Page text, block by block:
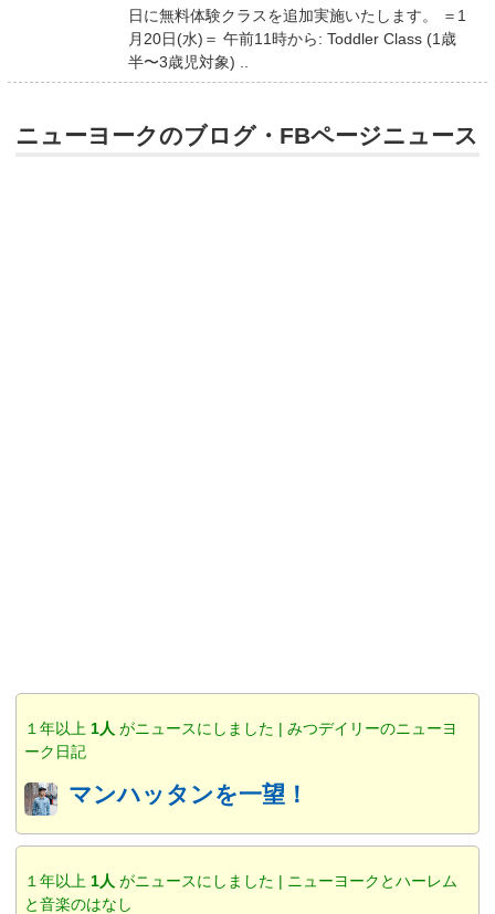
日に無料体験クラスを追加実施いたします。 ＝1
月20日(水)＝ 午前11時から: Toddler Class (1歳
半〜3歳児対象) ..
ニューヨークのブログ・FBページニュース
１年以上 1人 がニュースにしました | みつデイリーのニューヨ
ーク日記
マンハッタンを一望！
１年以上 1人 がニュースにしました | ニューヨークとハーレム
と音楽のはなし